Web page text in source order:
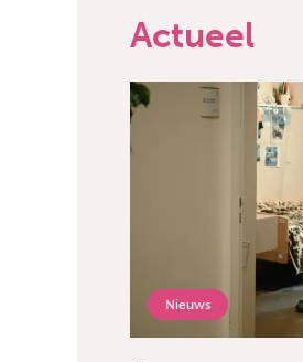
Actueel
Nieuws